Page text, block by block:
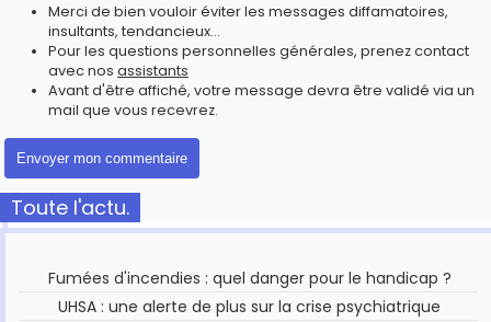
Merci de bien vouloir éviter les messages diffamatoires,
insultants, tendancieux...
Pour les questions personnelles générales, prenez contact
avec nos assistants
Avant d'être affiché, votre message devra être validé via un
mail que vous recevrez.
Toute l'actu.
Fumées d'incendies : quel danger pour le handicap ?
UHSA : une alerte de plus sur la crise psychiatrique